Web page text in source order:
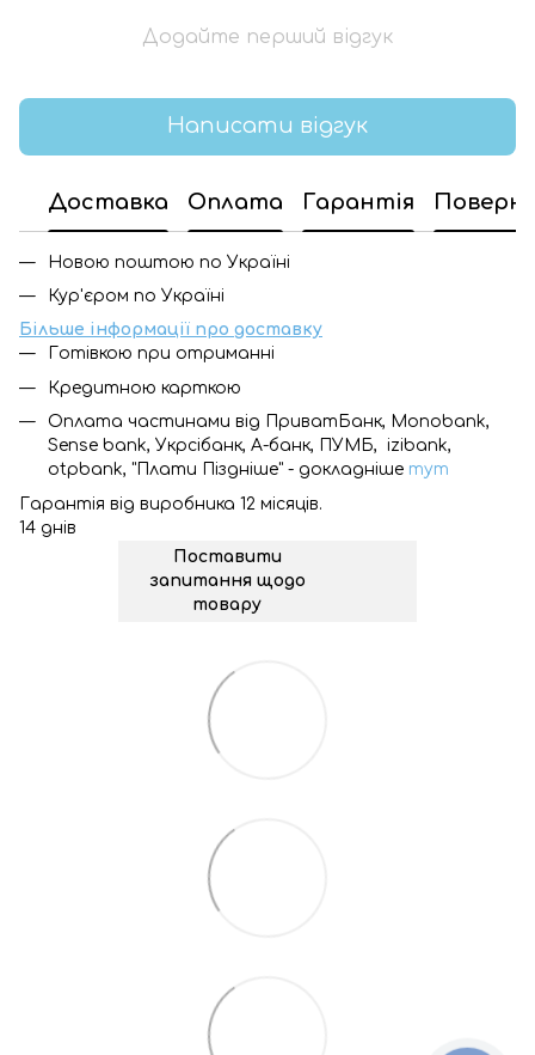
Додайте перший відгук
Написати відгук
Доставка Оплата Гарантія
Новою поштою по Україні
Кур'єром по Україні
Більше інформації про доставку
Готівкою при отриманні
Кредитною карткою
Оплата частинами від ПриватБанк, Monobank,
Sense bank, Укрсібанк, А-банк, ПУМБ, izibank,
otpbank, "Плати Піздніше" - докладніше тут
Гарантія від виробника 12 місяців.
14 днів
Поставити
запитання щодо
товару